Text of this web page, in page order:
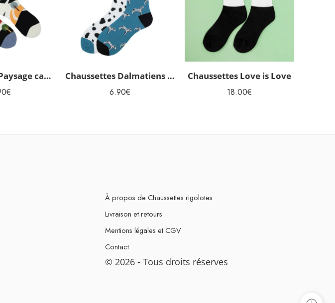
Chaussettes Paysage campagne dépareillées
€
Chaussettes Dalmatiens dépareillées originales
6.90€
Chaussettes Love is Love
18.00€
À propos de Chaussettes rigolotes
Livraison et retours
Mentions légales et CGV
Contact
© 2026 - Tous droits réserves